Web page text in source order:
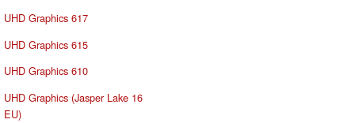
UHD Graphics 617
UHD Graphics 615
UHD Graphics 610
UHD Graphics (Jasper Lake 16
EU)